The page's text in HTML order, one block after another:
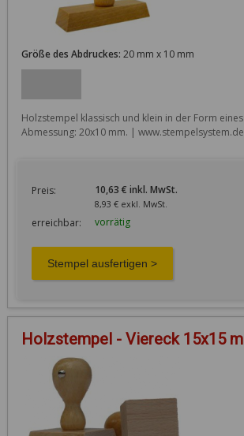
Größe des Abdruckes: 20 mm x 10 mm
Holzstempel klassisch und klein in der Form eines
Abmessung: 20x10 mm. | www.stempelsystem.de
Preis: 10,63 € inkl. MwSt.
8,93 € exkl. MwSt.
erreichbar: vorrätig
Holzstempel - Viereck 15x15